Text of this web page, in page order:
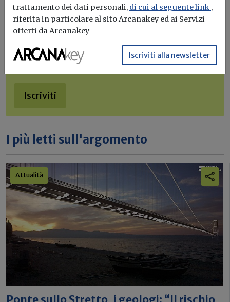
Iscriviti alla newsletter di
Build News
novità in campo di efficienza
energetica e sostenibilità edile
Iscriviti
I più letti sull'argomento
Attualità
trattamento dei dati personali, di cui al seguente link ,
riferita in particolare al sito Arcanakey ed ai Servizi
offerti da Arcanakey
Iscriviti alla newsletter